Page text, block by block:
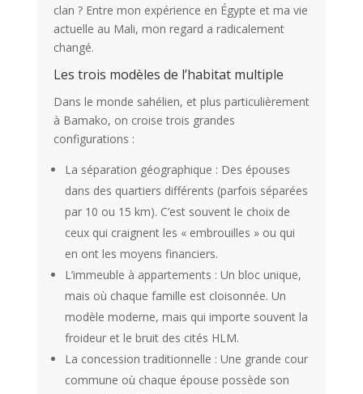
clan ? Entre mon expérience en Égypte et ma vie
actuelle au Mali, mon regard a radicalement
changé.
Les trois modèles de l’habitat multiple
Dans le monde sahélien, et plus particulièrement
à Bamako, on croise trois grandes
configurations :
La séparation géographique : Des épouses
dans des quartiers différents (parfois séparées
par 10 ou 15 km). C’est souvent le choix de
ceux qui craignent les « embrouilles » ou qui
en ont les moyens financiers.
L’immeuble à appartements : Un bloc unique,
mais où chaque famille est cloisonnée. Un
modèle moderne, mais qui importe souvent la
froideur et le bruit des cités HLM.
La concession traditionnelle : Une grande cour
commune où chaque épouse possède son